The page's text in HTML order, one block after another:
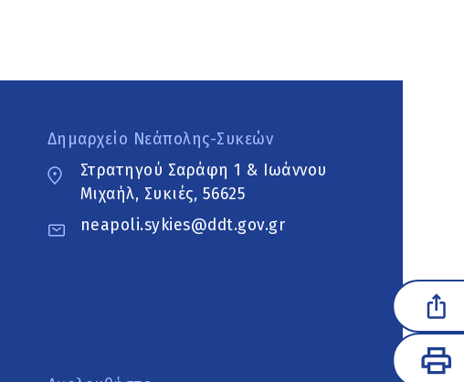
Δημαρχείο Νεάπολης-Συκεών
Στρατηγού Σαράφη 1 & Ιωάννου
Μιχαήλ, Συκιές, 56625
neapoli.sykies@ddt.gov.gr